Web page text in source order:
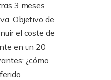
3 meses
Objetivo de
el coste de
en un 20
¿cómo